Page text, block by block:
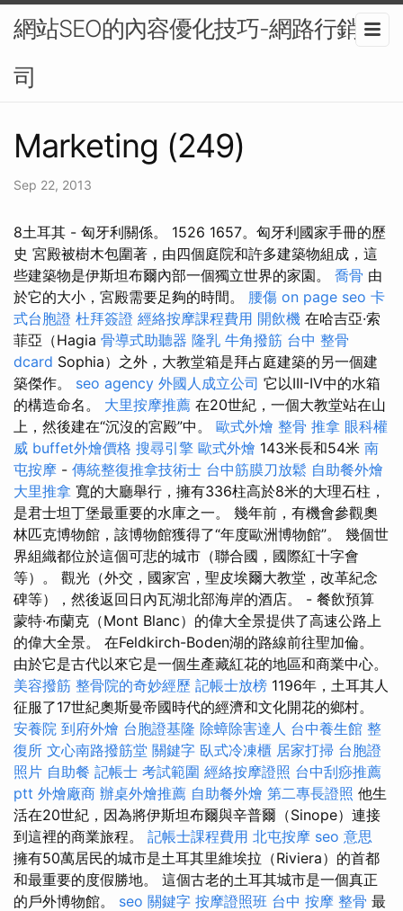
網站SEO的內容優化技巧-網路行銷公
司
Marketing (249)
Sep 22, 2013
8土耳其 - 匈牙利關係。 1526 1657。匈牙利國家手冊的歷
史 宮殿被樹木包圍著，由四個庭院和許多建築物組成，這
些建築物是伊斯坦布爾內部一個獨立世界的家園。 喬骨 由
於它的大小，宮殿需要足夠的時間。 腰傷 on page seo 卡
式台胞證 杜拜簽證 經絡按摩課程費用 開飲機 在哈吉亞·索
菲亞（Hagia 骨導式助聽器 隆乳 牛角撥筋 台中 整骨
dcard Sophia）之外，大教堂箱是拜占庭建築的另一個建
築傑作。 seo agency 外國人成立公司 它以III-IV中的水箱
的構造命名。 大里按摩推薦 在20世紀，一個大教堂站在山
上，然後建在“沉沒的宮殿”中。 歐式外燴 整骨 推拿 眼科權
威 buffet外燴價格 搜尋引擎 歐式外燴 143米長和54米 南
屯按摩 - 傳統整復推拿技術士 台中筋膜刀放鬆 自助餐外燴
大里推拿 寬的大廳舉行，擁有336柱高於8米的大理石柱，
是君士坦丁堡最重要的水庫之一。 幾年前，有機會參觀奧
林匹克博物館，該博物館獲得了“年度歐洲博物館”。 幾個世
界組織都位於這個可悲的城市（聯合國，國際紅十字會
等）。 觀光（外交，國家宮，聖皮埃爾大教堂，改革紀念
碑等），然後返回日內瓦湖北部海岸的酒店。 - 餐飲預算
蒙特·布蘭克（Mont Blanc）的偉大全景提供了高速公路上
的偉大全景。 在Feldkirch-Boden湖的路線前往聖加倫。
由於它是古代以來它是一個生產藏紅花的地區和商業中心。
美容撥筋 整骨院的奇妙經歷 記帳士放榜 1196年，土耳其人
征服了17世紀奧斯曼帝國時代的經濟和文化開花的鄉村。
安養院 到府外燴 台胞證基隆 除蟑除害達人 台中養生館 整
復所 文心南路撥筋堂 關鍵字 臥式冷凍櫃 居家打掃 台胞證
照片 自助餐 記帳士 考試範圍 經絡按摩證照 台中刮痧推薦
ptt 外燴廠商 辦桌外燴推薦 自助餐外燴 第二專長證照 他生
活在20世紀，因為將伊斯坦布爾與辛普爾（Sinope）連接
到這裡的商業旅程。 記帳士課程費用 北屯按摩 seo 意思
擁有50萬居民的城市是土耳其里維埃拉（Riviera）的首都
和最重要的度假勝地。 這個古老的土耳其城市是一個真正
的戶外博物館。 seo 關鍵字 按摩證照班 台中 按摩 整骨 最